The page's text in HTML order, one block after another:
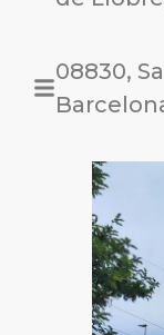
08830,